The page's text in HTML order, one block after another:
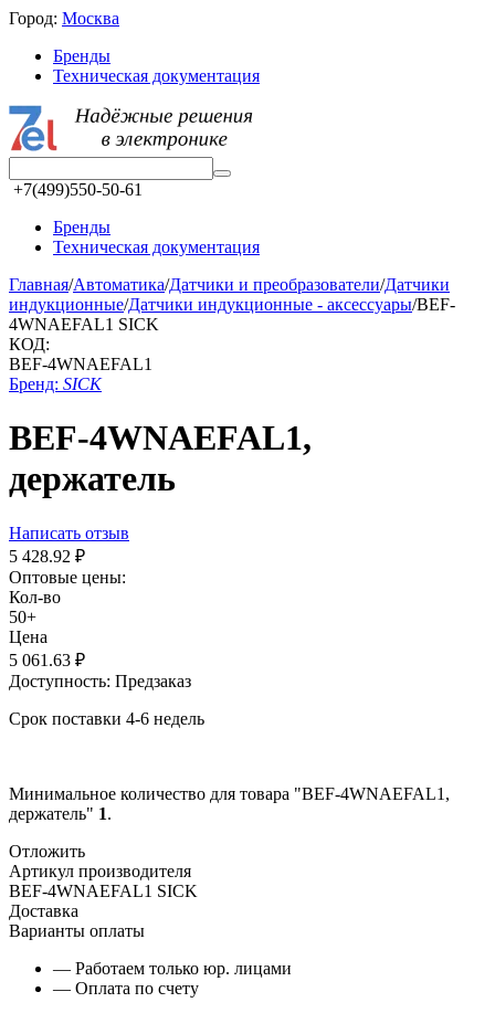
Город: Москва
Бренды
Техническая документация
+7(499)550-50-61
Бренды
Техническая документация
Главная/Автоматика/Датчики и преобразователи/Датчики
индукционные/Датчики индукционные - аксессуары/BEF-
4WNAEFAL1 SICK
КОД:
BEF-4WNAEFAL1
Бренд: SICK
BEF-4WNAEFAL1,
держатель
Написать отзыв
5 428.92 ₽
Оптовые цены:
Кол-во
50+
Цена
5 061.63 ₽
Доступность: Предзаказ
Срок поставки 4-6 недель
Минимальное количество для товара "BEF-4WNAEFAL1,
держатель" 1.
Отложить
Артикул производителя
BEF-4WNAEFAL1 SICK
Доставка
Варианты оплаты
— Работаем только юр. лицами
— Оплата по счету